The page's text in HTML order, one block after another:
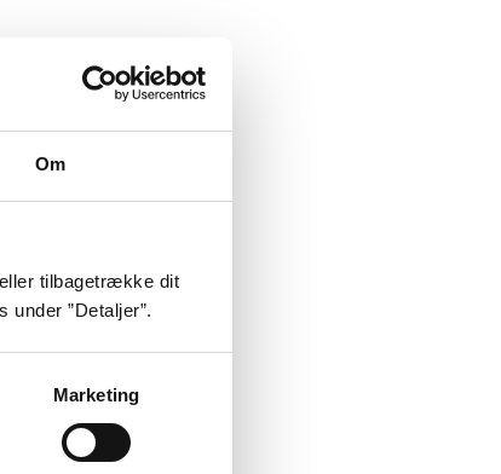
Om
tilbagetrække dit
”Detaljer”.
Marketing